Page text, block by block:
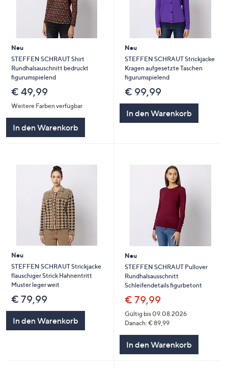
Neu
STEFFEN SCHRAUT Shirt
Rundhalsauschnitt bedruckt
figurumspielend
€ 49,99
Weitere Farben verfügbar
In den Warenkorb
Neu
STEFFEN SCHRAUT Strickjacke
Kragen aufgesetzte Taschen
figurumspielend
€ 99,99
In den Warenkorb
Neu
STEFFEN SCHRAUT Strickjacke
flauschiger Strick Hahnentritt
Muster leger weit
€ 79,99
In den Warenkorb
Neu
STEFFEN SCHRAUT Pullover
Rundhalsausschnitt
Schleifendetails figurbetont
€ 79,99
Gültig bis 09.08.2026
Danach: € 89,99
In den Warenkorb